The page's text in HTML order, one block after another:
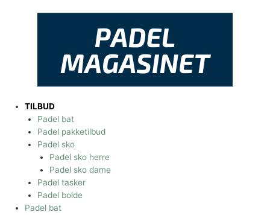
TILBUD
Padel bat
Padel pakketilbud
Padel sko
Padel sko herre
Padel sko dame
Padel tasker
Padel bolde
Padel bat